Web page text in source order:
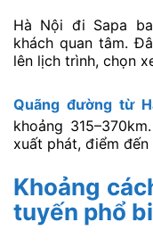
Hà Nội đi Sapa
khách quan tâm.
lên lịch trình, chọn
Quãng đường từ
khoảng
xuất phát, điểm
Khoảng
tuyến phổ